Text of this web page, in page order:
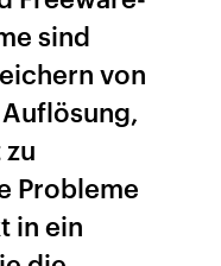
sind
von
Probleme
in ein